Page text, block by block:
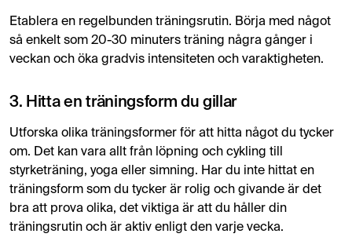
Etablera en regelbunden träningsrutin. Börja med något
så enkelt som 20-30 minuters träning några gånger i
veckan och öka gradvis intensiteten och varaktigheten.
3. Hitta en träningsform du gillar
Utforska olika träningsformer för att hitta något du tycker
om. Det kan vara allt från löpning och cykling till
styrketräning, yoga eller simning. Har du inte hittat en
träningsform som du tycker är rolig och givande är det
bra att prova olika, det viktiga är att du håller din
träningsrutin och är aktiv enligt den varje vecka.